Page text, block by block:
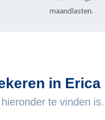
maandlasten.
in Erica
te vinden is.